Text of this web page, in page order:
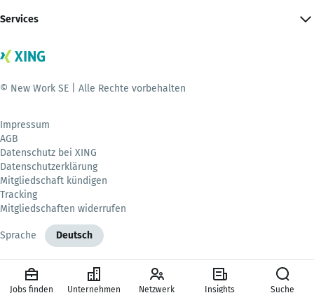
Services
© New Work SE | Alle Rechte vorbehalten
Impressum
AGB
Datenschutz bei XING
Datenschutzerklärung
Mitgliedschaft kündigen
Tracking
Mitgliedschaften widerrufen
Sprache Deutsch
Jobs finden Unternehmen Netzwerk Insights Suche